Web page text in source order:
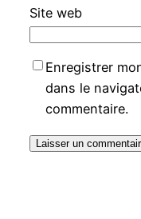
Site web
Enregistrer
dans le
commentaire.